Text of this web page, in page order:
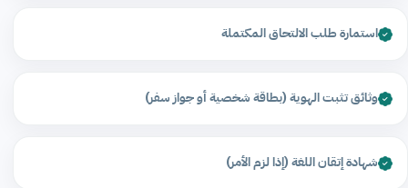
استمارة طلب الالتحاق المكتملة
وثائق تثبت الهوية (بطاقة شخصية أو جواز سفر)
شهادة إتقان اللغة (إذا لزم الأمر)